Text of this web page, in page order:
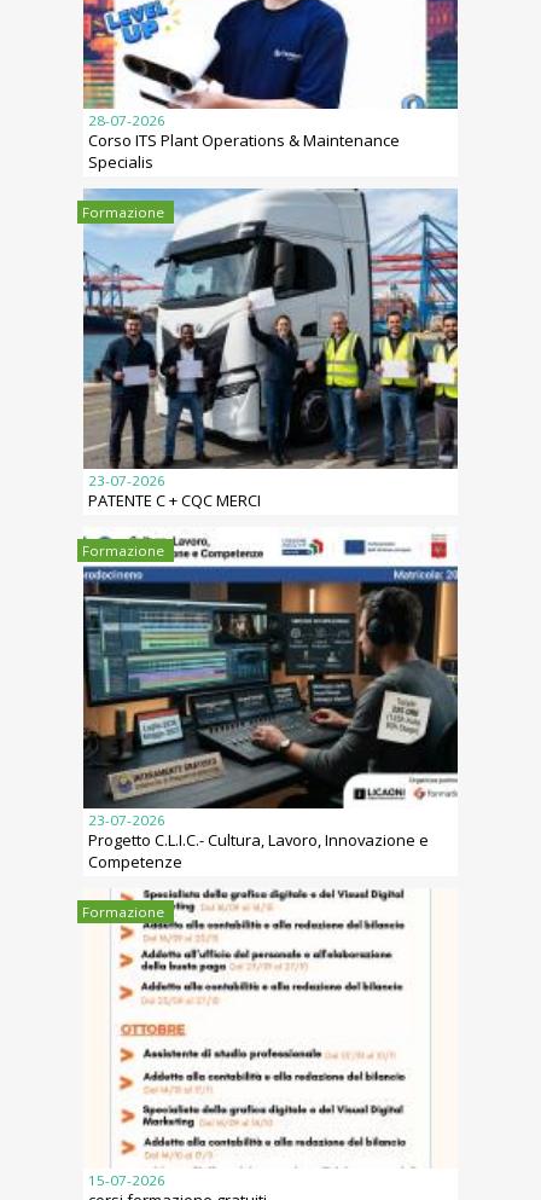
28-07-2026
Corso ITS Plant Operations & Maintenance
Specialis
Formazione
23-07-2026
PATENTE C + CQC MERCI
Formazione
23-07-2026
Progetto C.L.I.C.- Cultura, Lavoro, Innovazione e
Competenze
Formazione
15-07-2026